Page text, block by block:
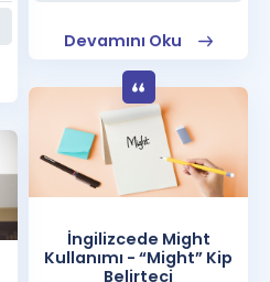
Devamını Oku
İngilizcede Might
Kullanımı - “Might” Kip
Belirteci